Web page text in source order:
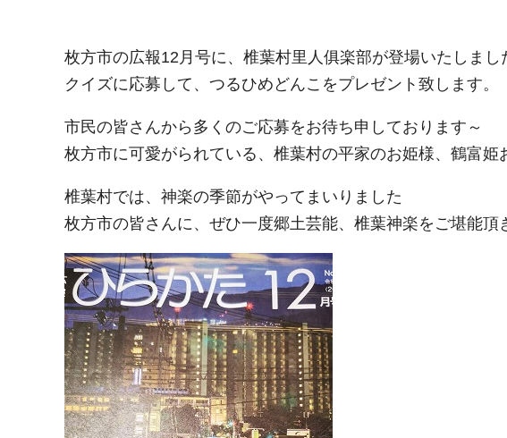
枚方市の広報12月号に、椎葉村里人俱楽部が登場いたしまし
クイズに応募して、つるひめどんこをプレゼント致します。
市民の皆さんから多くのご応募をお待ち申しております～
枚方市に可愛がられている、椎葉村の平家のお姫様、鶴富姫
椎葉村では、神楽の季節がやってまいりました
枚方市の皆さんに、ぜひ一度郷土芸能、椎葉神楽をご堪能頂